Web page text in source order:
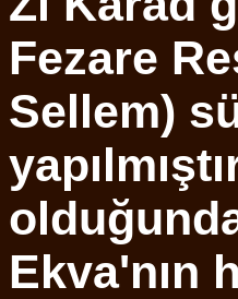
Fezare
Sellem)
Ekva'nın